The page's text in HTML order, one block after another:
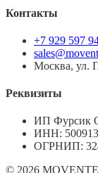
Контакты
+7 929 597
Москва, ул.
Реквизиты
ИП Фурсик
ИНН:
ОГРНИП:
© 2026